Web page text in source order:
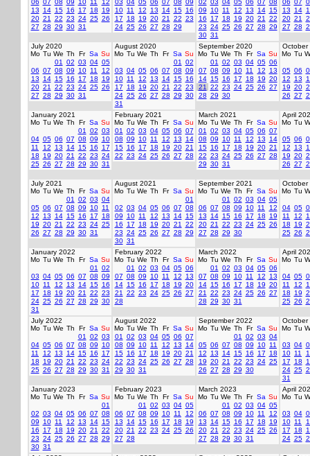
06 07 08 09 10 11
12
13
14 15 16 17 18
19
20 21 22 23 24 25 26
27 28 29 30 31
03 04 05 06 07 08 09
10 11 12 13 14 15 16
17
18 19 20 21 22 23
24 25 26 27 28 29
02 03 04 05 06 07 08
09
10 11 12 13 14 15
16
17 18 19 20 21
22
23 24 25 26 27 28 29
30 31
06 07
13
14
20 21
27 28
July 2020
Mo Tu We Th Fr Sa Su
01
02 03 04 05
06 07 08 09 10 11
12
13
14 15 16 17 18
19
20 21 22 23 24 25 26
27 28 29 30 31
August 2020
Mo Tu We Th Fr Sa Su
01
02
03 04 05 06 07 08 09
10 11 12 13 14 15 16
17
18 19 20 21 22 23
24 25 26 27 28 29 30
31
September 2020
Mo Tu We Th Fr Sa Su
01
02 03 04 05 06
07 08 09 10 11 12
13
14 15 16 17 18 19 20
21
22 23 24 25 26 27
28 29 30
October
Mo Tu
05 06
12
13
19 20
26 27
January 2021
Mo Tu We Th Fr Sa Su
01
02 03
04 05 06 07 08 09
10
11
12 13 14 15 16
17
18
19 20 21 22 23 24
25 26 27 28 29 30 31
February 2021
Mo Tu We Th Fr Sa Su
01
02 03 04 05 06 07
08 09 10 11 12 13
14
15 16 17 18 19 20 21
22 23 24 25 26 27 28
March 2021
Mo Tu We Th Fr Sa Su
01
02 03 04 05 06 07
08 09 10 11 12 13
14
15 16 17 18 19 20 21
22 23 24 25 26 27 28
29 30 31
April
Mo Tu
05 06
12
13
19 20
26 27
July 2021
Mo Tu We Th Fr Sa Su
01
02 03 04
05 06 07 08 09 10 11
12
13 14 15 16 17
18
19 20 21 22 23 24 25
26 27 28 29 30 31
August 2021
Mo Tu We Th Fr Sa Su
01
02 03 04 05 06 07 08
09
10 11 12 13 14 15
16
17 18 19 20 21
22
23 24 25 26 27 28 29
30 31
September 2021
Mo Tu We Th Fr Sa Su
01
02 03 04 05
06 07 08 09 10 11
12
13
14 15 16 17 18
19
20 21 22 23 24 25 26
27 28 29 30
October
Mo Tu
04 05
11
12
18
19
25 26
January 2022
Mo Tu We Th Fr Sa Su
01
02
03 04 05 06 07 08 09
10 11 12 13 14 15 16
17
18 19 20 21 22 23
24 25 26 27 28 29 30
31
February 2022
Mo Tu We Th Fr Sa Su
01
02 03 04 05 06
07 08 09 10 11 12
13
14 15 16 17 18 19 20
21
22 23 24 25 26 27
28
March 2022
Mo Tu We Th Fr Sa Su
01
02 03 04 05 06
07 08 09 10 11 12
13
14 15 16 17 18 19 20
21
22 23 24 25 26 27
28 29 30 31
April
Mo Tu
04 05
11
12
18
19
25 26
July 2022
Mo Tu We Th Fr Sa Su
01
02 03
04 05 06 07 08 09
10
11
12 13 14 15 16
17
18
19 20 21 22 23 24
25 26 27 28 29 30 31
August 2022
Mo Tu We Th Fr Sa Su
01
02 03 04 05 06 07
08 09 10 11 12 13
14
15 16 17 18 19 20 21
22 23 24 25 26 27 28
29 30 31
September 2022
Mo Tu We Th Fr Sa Su
01
02 03 04
05 06 07 08 09 10 11
12
13 14 15 16 17
18
19 20 21 22 23 24 25
26 27 28 29 30
October
Mo Tu
03 04
10 11
17
18
24 25
31
January 2023
Mo Tu We Th Fr Sa Su
01
02 03 04 05 06 07 08
09
10 11 12 13 14 15
16
17 18 19 20 21
22
23 24 25 26 27 28 29
30 31
February 2023
Mo Tu We Th Fr Sa Su
01
02 03 04 05
06 07 08 09 10 11
12
13
14 15 16 17 18
19
20 21 22 23 24 25 26
27 28
March 2023
Mo Tu We Th Fr Sa Su
01
02 03 04 05
06 07 08 09 10 11
12
13
14 15 16 17 18
19
20 21 22 23 24 25 26
27 28 29 30 31
April
Mo Tu
03 04
10 11
17
18
24 25